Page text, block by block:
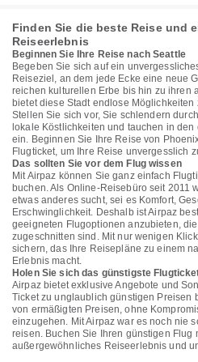
Finden Sie die beste Reise und
Reiseerlebnis
Beginnen Sie Ihre Reise nach Seattle
Begeben Sie sich auf ein
Reiseziel, an dem jede Ecke eine neue
reichen kulturellen Erbe bis hin zu ihren
bietet diese Stadt endlose
Stellen Sie sich vor, Sie schlendern
lokale Köstlichkeiten und tauchen in
ein. Beginnen Sie Ihre Reise von
Flugticket, um Ihre Reise unvergesslich
Das sollten Sie vor dem Flug wissen
Mit Airpaz können Sie ganz einfach
buchen. Als Online-Reisebüro seit 2011
etwas anderes sucht, sei es Komfort,
Erschwinglichkeit. Deshalb ist Airpaz
geeigneten Flugoptionen anzubieten,
zugeschnitten sind. Mit nur wenigen
sichern, das Ihre Reisepläne zu einem
Erlebnis macht.
Holen Sie sich das günstigste
Airpaz bietet exklusive Angebote und
Ticket zu unglaublich günstigen Preisen
von ermäßigten Preisen, ohne
einzugehen. Mit Airpaz war es noch nie
reisen. Buchen Sie Ihren günstigen Flug
außergewöhnliches Reiseerlebnis und